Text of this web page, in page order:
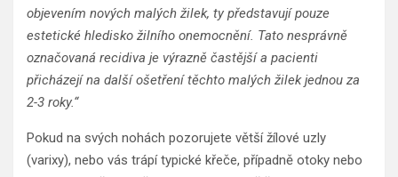
objevením nových malých žilek, ty představují pouze
estetické hledisko žilního onemocnění. Tato nesprávně
označovaná recidiva je výrazně častější a pacienti
přicházejí na další ošetření těchto malých žilek jednou za
2-3 roky.“
Pokud na svých nohách pozorujete větší žílové uzly
(varixy), nebo vás trápí typické křeče, případně otoky nebo